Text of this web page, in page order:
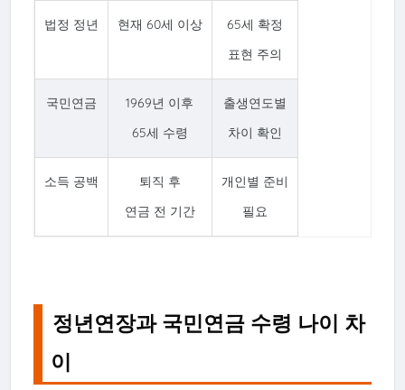
법정 정년 현재 60세 이상
65세 확정
표현 주의
국민연금
1969년 이후
65세 수령
출생연도별
차이 확인
소득 공백
퇴직 후
연금 전 기간
개인별 준비
필요
정년연장과 국민연금 수령 나이 차
이